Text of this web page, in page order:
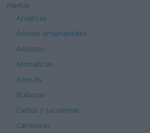
Plantas
Acuáticas
Árboles ornamentales
Arbustos
Aromáticas
Bonsáis
Bulbosas
Cactus y suculentas
Carnívoras